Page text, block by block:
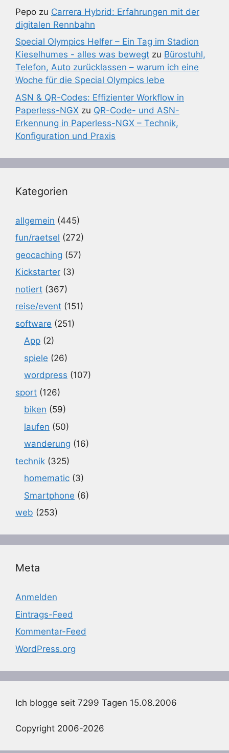
Pepo zu Carrera Hybrid: Erfahrungen mit der
digitalen Rennbahn
Special Olympics Helfer – Ein Tag im Stadion
Kieselhumes - alles was bewegt zu Bürostuhl,
Telefon, Auto zurücklassen – warum ich eine
Woche für die Special Olympics lebe
ASN & QR-Codes: Effizienter Workflow in
Paperless-NGX zu QR-Code- und ASN-
Erkennung in Paperless-NGX – Technik,
Konfiguration und Praxis
Kategorien
allgemein (445)
fun/raetsel (272)
geocaching (57)
Kickstarter (3)
notiert (367)
reise/event (151)
software (251)
App (2)
spiele (26)
wordpress (107)
sport (126)
biken (59)
laufen (50)
wanderung (16)
technik (325)
homematic (3)
Smartphone (6)
web (253)
Meta
Anmelden
Eintrags-Feed
Kommentar-Feed
WordPress.org
Ich blogge seit 7299 Tagen 15.08.2006
Copyright 2006-2026